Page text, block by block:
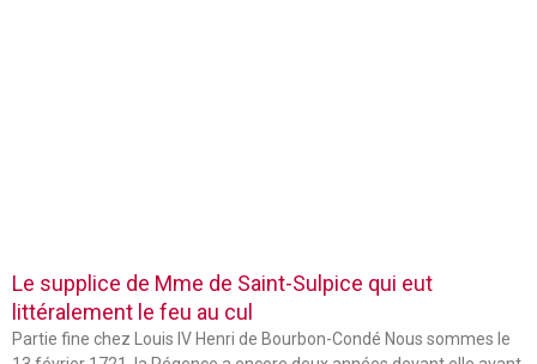
Le supplice de Mme de Saint-Sulpice qui eut
littéralement le feu au cul
Partie fine chez Louis IV Henri de Bourbon-Condé Nous sommes le